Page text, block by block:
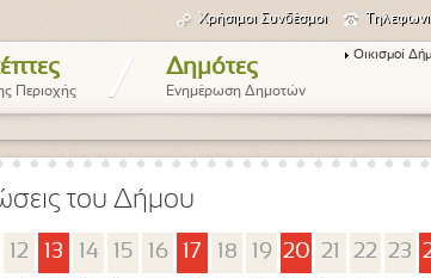
Χρήσιμοι Συνδέσμοι
Περιοχής / Δημότες
Ενημέρωση Δημοτών
Οικισμοί
του Δήμου
12 13 14 15 16 17 18 19 20 21 22 23